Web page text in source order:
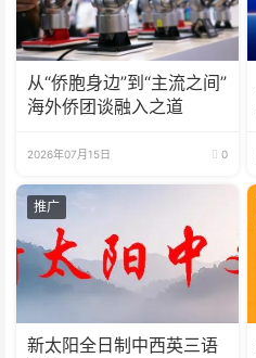
从“侨胞身边”到“主流之间”
海外侨团谈融入之道
2026年07月15日 0
推广
新太阳全日制中西英三语